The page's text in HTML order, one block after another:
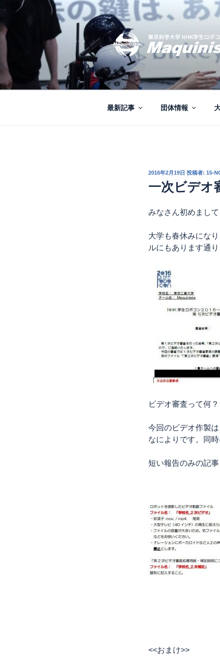
テ
ン
へ
ス
キ
MAQUINISTA
東京科学大学NHKロボコンチ
最新記事 団体情報
投
日:
2016年2月19日 投稿者: 15-
一次ビデオ
みなさん初めまし
大学も春休みにな
ルにもあります通
ビデオ審査って何
今回のビデオ作製
なによりです。同
短い報告のみの記
<<おまけ>>